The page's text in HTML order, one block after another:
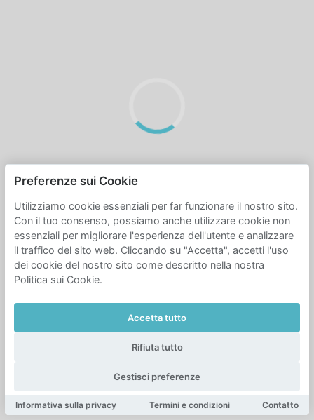
Preferenze sui Cookie
Utilizziamo cookie essenziali per far funzionare il nostro sito.
Con il tuo consenso, possiamo anche utilizzare cookie non
essenziali per migliorare l'esperienza dell'utente e analizzare
il traffico del sito web. Cliccando su "Accetta", accetti l'uso
dei cookie del nostro sito come descritto nella nostra
Politica sui Cookie.
Accetta tutto
Rifiuta tutto
Gestisci preferenze
Informativa sulla privacy Termini e condizioni Contatto